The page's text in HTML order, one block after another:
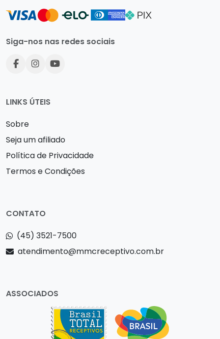
Siga-nos nas redes sociais
LINKS ÚTEIS
Sobre
Seja um afiliado
Política de Privacidade
Termos e Condições
CONTATO
(45) 3521-7500
atendimento@mmcreceptivo.com.br
ASSOCIADOS